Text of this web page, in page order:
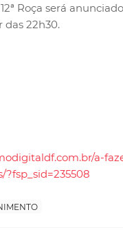
Roça será
das 22h30.
a-